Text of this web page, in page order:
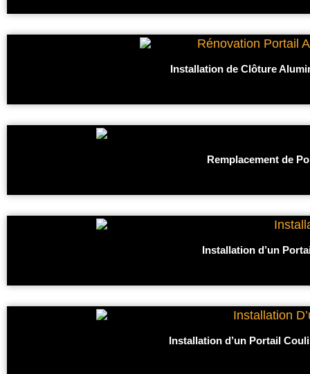
Installation de Clôture
Remplacement de
Installation d’un
Installation d’un Portail